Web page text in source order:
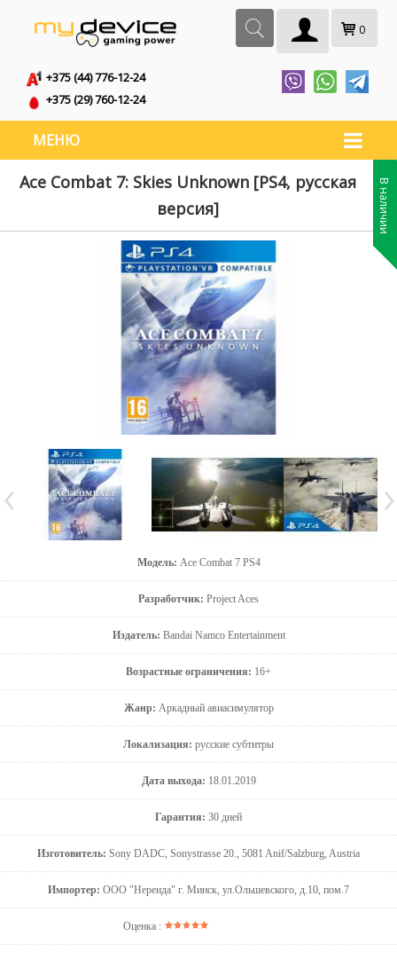
0
+375 (44) 776-12-24
+375 (29) 760-12-24
МЕНЮ
Ace Combat 7: Skies Unknown [PS4, русская
версия]
Модель: Ace Combat 7 PS4
Разработчик: Project Aces
Издатель: Bandai Namco Entertainment
Возрастные ограничения: 16+
Жанр: Аркадный авиасимулятор
Локализация: русские субтитры
Дата выхода: 18.01.2019
Гарантия: 30 дней
Изготовитель: Sony DADC, Sonystrasse 20., 5081 Anif/Salzburg, Austria
Импортер: ООО "Нереида" г. Минск, ул.Ольшевского, д.10, пом.7
Оценка :
В наличии